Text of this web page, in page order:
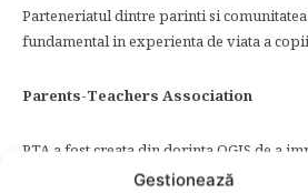
Gestionează
Parteneriatul dintre parinti si
fundamental in experienta de viata a
Parents-Teachers Association
PTA a fost creata din dorinta OGIS de a
viata scolii. Acest parteneriat intre scoala